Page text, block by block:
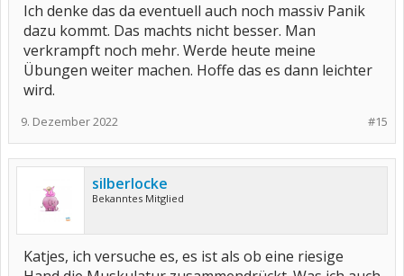
Ich denke das da eventuell auch noch massiv Panik
dazu kommt. Das machts nicht besser. Man
verkrampft noch mehr. Werde heute meine
Übungen weiter machen. Hoffe das es dann leichter
wird.
#15
9. Dezember 2022
silberlocke
Bekanntes Mitglied
Katjes, ich versuche es, es ist als ob eine riesige